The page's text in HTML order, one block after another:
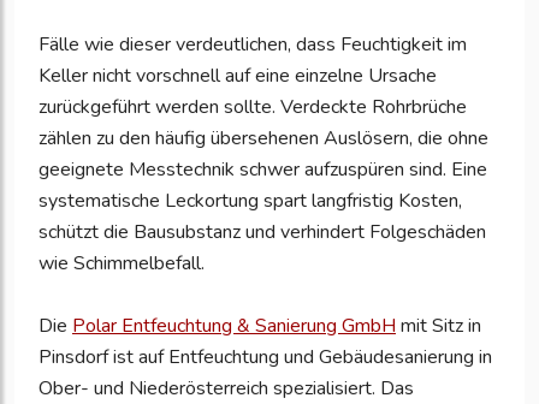
Fälle wie dieser verdeutlichen, dass Feuchtigkeit im
Keller nicht vorschnell auf eine einzelne Ursache
zurückgeführt werden sollte. Verdeckte Rohrbrüche
zählen zu den häufig übersehenen Auslösern, die ohne
geeignete Messtechnik schwer aufzuspüren sind. Eine
systematische Leckortung spart langfristig Kosten,
schützt die Bausubstanz und verhindert Folgeschäden
wie Schimmelbefall.
Die Polar Entfeuchtung & Sanierung GmbH mit Sitz in
Pinsdorf ist auf Entfeuchtung und Gebäudesanierung in
Ober- und Niederösterreich spezialisiert. Das